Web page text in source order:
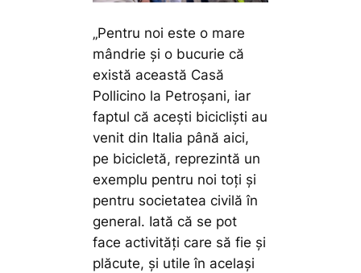
„Pentru noi este o mare
mândrie și o bucurie că
există această Casă
Pollicino la Petroșani, iar
faptul că acești bicicliști au
venit din Italia până aici,
pe bicicletă, reprezintă un
exemplu pentru noi toți și
pentru societatea civilă în
general. Iată că se pot
face activități care să fie și
plăcute, și utile în același